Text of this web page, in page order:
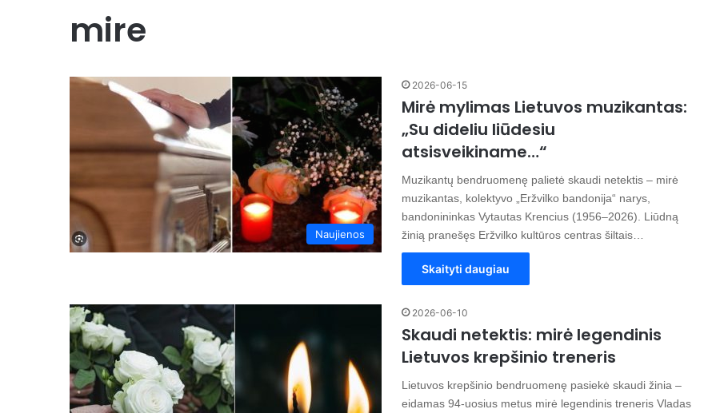
mire
Naujienos
2026-06-15
Mirė mylimas Lietuvos muzikantas:
„Su dideliu liūdesiu
atsisveikiname…“
Muzikantų bendruomenę palietė skaudi netektis – mirė
muzikantas, kolektyvo „Eržvilko bandonija“ narys,
bandonininkas Vytautas Krencius (1956–2026). Liūdną
žinią pranešęs Eržvilko kultūros centras šiltais…
Skaityti daugiau
2026-06-10
Skaudi netektis: mirė legendinis
Lietuvos krepšinio treneris
Lietuvos krepšinio bendruomenę pasiekė skaudi žinia –
eidamas 94-uosius metus mirė legendinis treneris Vladas